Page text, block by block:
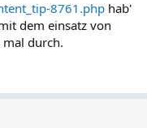
8761.php hab'
dem einsatz von
durch.